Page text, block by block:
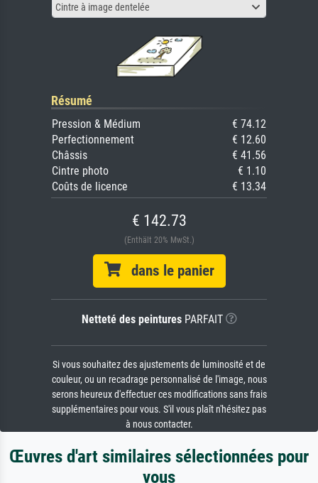
Cintre à image dentelée
Résumé
Pression & Médium
€ 74.12
Perfectionnement
€ 12.60
Châssis
€ 41.56
Cintre photo
€ 1.10
Coûts de licence
€ 13.34
€ 142.73
(Enthält 20% MwSt.)
dans le panier
Netteté des peinturesPARFAIT
Si vous souhaitez des ajustements de luminosité et de
couleur, ou un recadrage personnalisé de l'image, nous
serons heureux d'effectuer ces modifications sans frais
supplémentaires pour vous. S'il vous plaît n'hésitez pas
à nous contacter.
Œuvres d'art similaires sélectionnées pour
vous